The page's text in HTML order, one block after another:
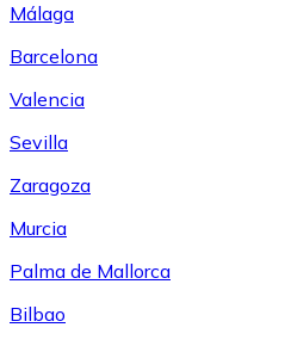
Málaga
Barcelona
Valencia
Sevilla
Zaragoza
Murcia
Palma de Mallorca
Bilbao